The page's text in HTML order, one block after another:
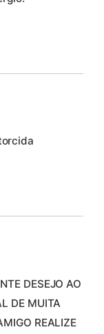
DESEJO AO
DE MUITA
REALIZE